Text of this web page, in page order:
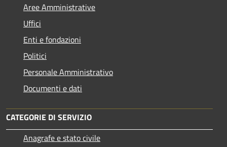
Aree Amministrative
Uffici
Enti e fondazioni
Politici
Personale Amministrativo
Documenti e dati
CATEGORIE DI SERVIZIO
Anagrafe e stato civile